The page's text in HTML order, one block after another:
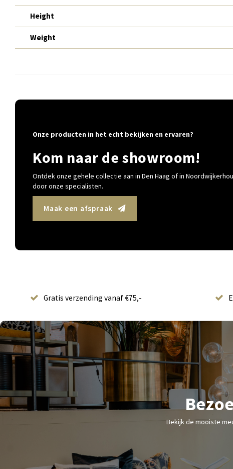
Height
Weight
Onze producten in het echt bekijken en ervaren?
Kom naar de showroom!
Ontdek onze gehele collectie aan in Den Haag of in
door onze specialisten.
Maak een afspraak
Gratis verzending vanaf €75,-
Bekijk de mooiste